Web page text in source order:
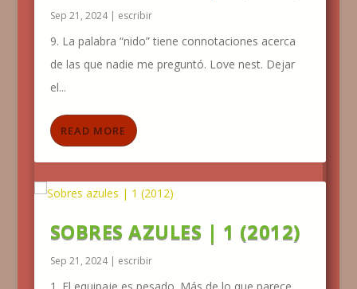
Sep 21, 2024| escribir
9. La palabra “nido” tiene connotaciones acerca
de las que nadie me preguntó. Love nest. Dejar
el...
READ MORE
SOBRES AZULES | 1 (2012)
Sep 21, 2024| escribir
1. El equipaje es pesado. Más de lo que parece,